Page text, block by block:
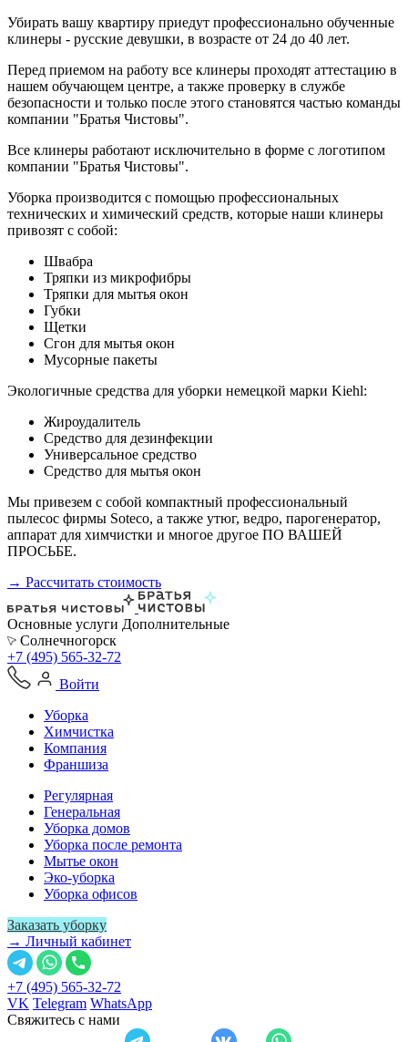
Убирать вашу квартиру приедут профессионально обученные
клинеры - русские девушки, в возрасте от 24 до 40 лет.
Перед приемом на работу все клинеры проходят аттестацию в
нашем обучающем центре, а также проверку в службе
безопасности и только после этого становятся частью команды
компании "Братья Чистовы".
Все клинеры работают исключительно в форме с логотипом
компании "Братья Чистовы".
Уборка производится с помощью профессиональных
технических и химический средств, которые наши клинеры
привозят с собой:
Швабра
Тряпки из микрофибры
Тряпки для мытья окон
Губки
Щетки
Сгон для мытья окон
Мусорные пакеты
Экологичные средства для уборки немецкой марки Kiehl:
Жироудалитель
Средство для дезинфекции
Универсальное средство
Средство для мытья окон
Мы привезем с собой компактный профессиональный
пылесос фирмы Soteco, а также утюг, ведро, парогенератор,
аппарат для химчистки и многое другое ПО ВАШЕЙ
ПРОСЬБЕ.
→ Рассчитать стоимость
Основные услуги Дополнительные
Солнечногорск
+7 (495) 565-32-72
Войти
Уборка
Химчистка
Компания
Франшиза
Регулярная
Генеральная
Уборка домов
Уборка после ремонта
Мытье окон
Эко-уборка
Уборка офисов
Заказать уборку
→ Личный кабинет
+7 (495) 565-32-72
VK Telegram WhatsApp
Свяжитесь с нами